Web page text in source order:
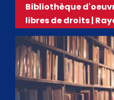
Bibliothèque
libres de droits |